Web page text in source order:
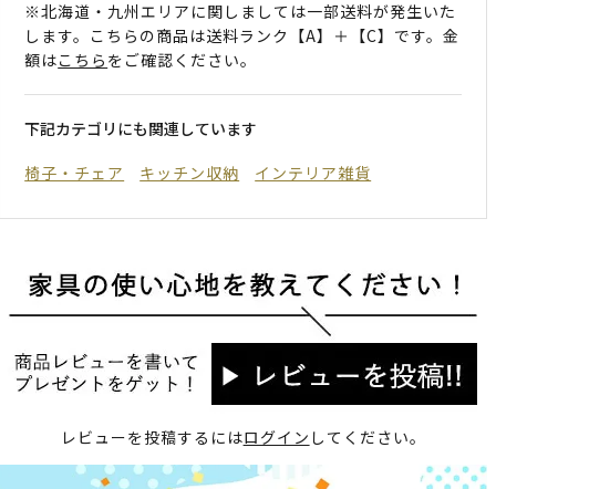
※北海道・九州エリアに関しましては一部送料が発生いた
します。こちらの商品は送料ランク【A】＋【C】です。金
額はこちら をご確認ください。
下記カテゴリにも関連しています
椅子・チェア
キッチン収納 インテリア雑貨
レビューを投稿するにはログイン してください。